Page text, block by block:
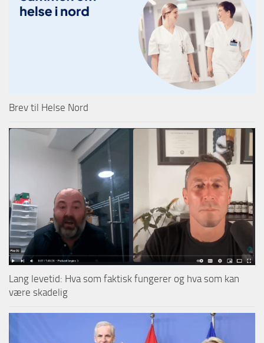
Brev til Helse Nord
Lang levetid: Hva som faktisk fungerer og hva som kan
være skadelig